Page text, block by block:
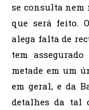
se consulta nem
que será feito.
alega falta de
tem
metade em um
em geral, e da
detalhes da tal